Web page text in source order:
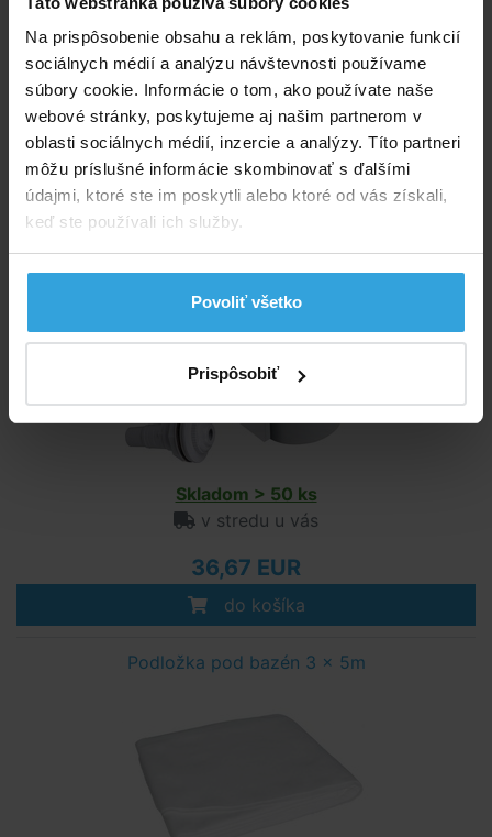
Na prispôsobenie obsahu a reklám, poskytovanie funkcií
sociálnych médií a analýzu návštevnosti používame
súbory cookie. Informácie o tom, ako používate naše
webové stránky, poskytujeme aj našim partnerom v
oblasti sociálnych médií, inzercie a analýzy. Títo partneri
môžu príslušné informácie skombinovať s ďalšími
údajmi, ktoré ste im poskytli alebo ktoré od vás získali,
keď ste používali ich služby.
Povoliť všetko
Prispôsobiť
Dokumenty na stiahnutie
Návod pre bazény Trend
Doporučené príslušenstvo (7)
Skimmer OLYMPIC vr. skimvac a trysky
Skladom > 50 ks
v stredu u vás
36,67 EUR
do košíka
Podložka pod bazén 3 x 5m